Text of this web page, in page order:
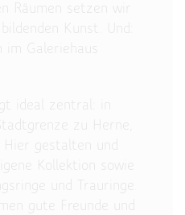
Räumen setzen wir
Kunst. Und:
Galeriehaus
ideal zentral: in
zu Herne,
Hier gestalten und
Kollektion sowie
und Trauringe.
gute Freunde und